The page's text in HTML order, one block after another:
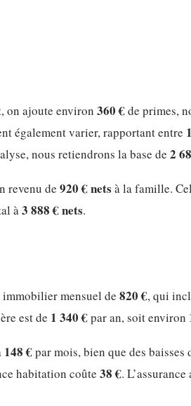
on ajoute environ 360 €de primes,
également varier, rapportant entre
nous retiendrons la base de 2
revenu de 920 € nets à la famille.
à3 888 € nets.
mensuel de 820 €, qui
est de 1 340 €par an, soit environ
148 €par mois, bien que des
habitation coûte 38 €.